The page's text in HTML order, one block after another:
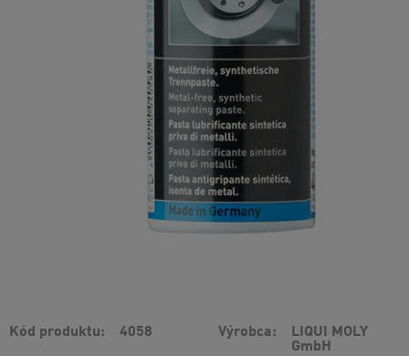
Kód produktu 4058 Výrobca
LIQUI MOLY
GmbH